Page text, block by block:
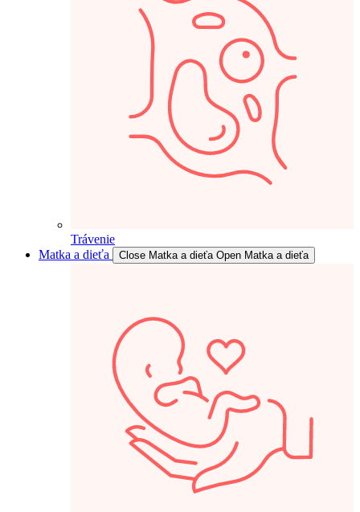
Trávenie
Matka a dieťa
Close Matka a dieťa Open Matka a dieťa